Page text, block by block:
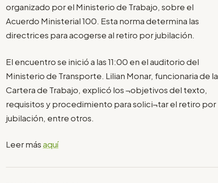
organizado por el Ministerio de Trabajo, sobre el
Acuerdo Ministerial 100. Esta norma determina las
directrices para acogerse al retiro por jubilación.
El encuentro se inició a las 11:00 en el auditorio del
Ministerio de Transporte. Lilian Monar, funcionaria de la
Cartera de Trabajo, explicó los ¬objetivos del texto,
requisitos y procedimiento para solici¬tar el retiro por
jubilación, entre otros.
Leer másaquí